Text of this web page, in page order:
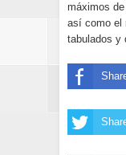
máximos
así como el
tabulados y